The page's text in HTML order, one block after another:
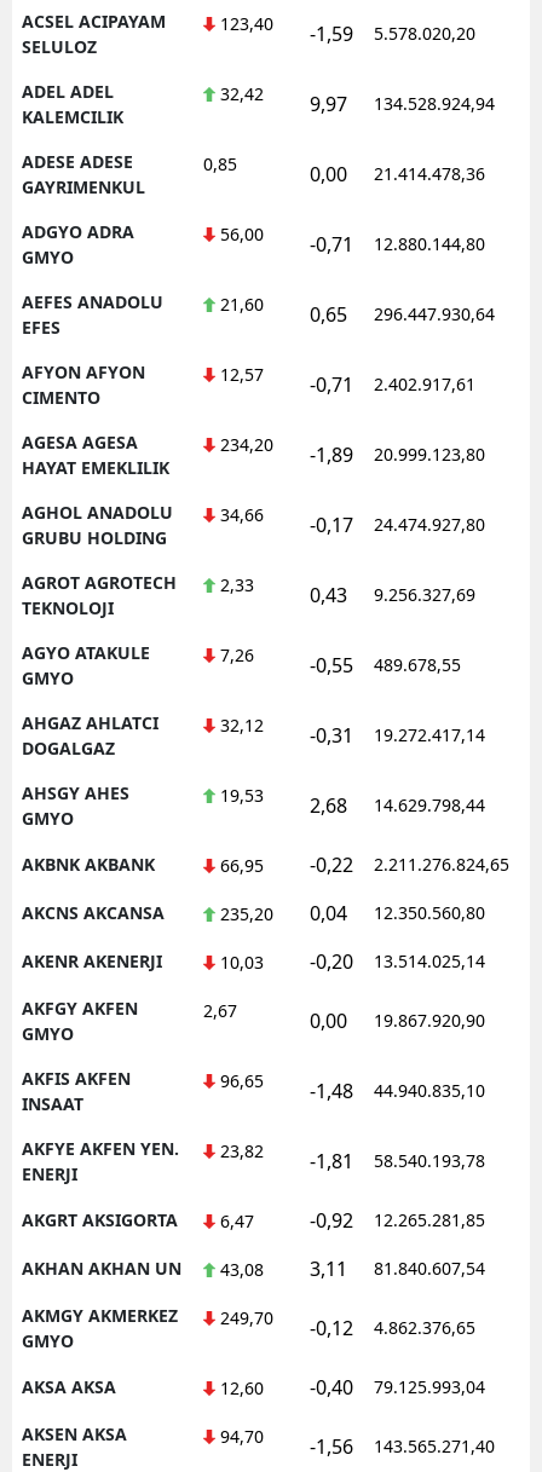
ACSEL ACIPAYAM
SELULOZ
123,40 -1,59 5.578.020,20
ADEL ADEL
KALEMCILIK
32,42 9,97 134.528.924,94
ADESE ADESE
GAYRIMENKUL
0,85 0,00 21.414.478,36
ADGYO ADRA
GMYO
56,00 -0,71 12.880.144,80
AEFES ANADOLU
EFES
21,60 0,65 296.447.930,64
AFYON AFYON
CIMENTO
12,57 -0,71 2.402.917,61
AGESA AGESA
HAYAT EMEKLILIK
234,20 -1,89 20.999.123,80
AGHOL ANADOLU
GRUBU HOLDING
34,66 -0,17 24.474.927,80
AGROT AGROTECH
TEKNOLOJI
2,33 0,43 9.256.327,69
AGYO ATAKULE
GMYO
7,26 -0,55 489.678,55
AHGAZ AHLATCI
DOGALGAZ
32,12 -0,31 19.272.417,14
AHSGY AHES
GMYO
19,53 2,68 14.629.798,44
AKBNK AKBANK 66,95 -0,22 2.211.276.824,65
AKCNS AKCANSA 235,20 0,04 12.350.560,80
AKENR AKENERJI 10,03 -0,20 13.514.025,14
AKFGY AKFEN
GMYO
2,67 0,00 19.867.920,90
AKFIS AKFEN
INSAAT
96,65 -1,48 44.940.835,10
AKFYE AKFEN YEN.
ENERJI
23,82 -1,81 58.540.193,78
AKGRT AKSIGORTA 6,47 -0,92 12.265.281,85
AKHAN AKHAN UN 43,08 3,11 81.840.607,54
AKMGY AKMERKEZ
GMYO
249,70 -0,12 4.862.376,65
AKSA AKSA 12,60 -0,40 79.125.993,04
AKSEN AKSA
ENERJI
94,70 -1,56 143.565.271,40